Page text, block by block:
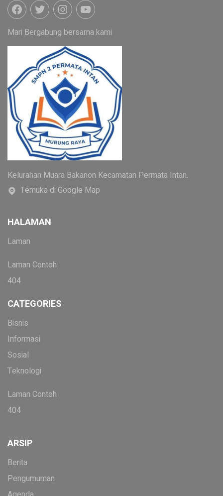
Mari Bergabung bersama kami
Kelurahan Muara Bakanon Kecamatan Permata Intan.
Temuka di Google Map
HALAMAN
Laman
Laman Contoh
404
CATEGORIES
Bisnis
Informasi
Sosial
Teknologi
Laman Contoh
404
ARSIP
Berita
Pengumuman